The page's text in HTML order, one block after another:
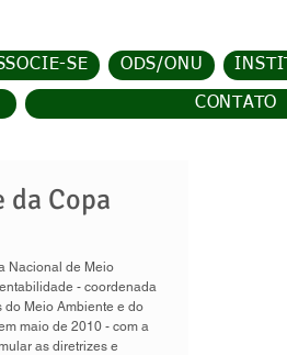
SE ODS/ONU
CONTATO
Copa
Nacional de Meio
- coordenada
do Meio Ambiente e do
maio de 2010 - com a
as diretrizes e